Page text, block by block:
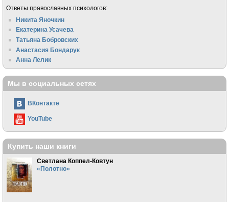
Ответы православных психологов:
Никита Яночкин
Екатерина Усачева
Татьяна Бобровских
Анастасия Бондарук
Анна Лелик
Мы в социальных сетях
ВКонтакте
YouTube
Купить наши книги
Светлана Коппел-Ковтун
«Полотно»